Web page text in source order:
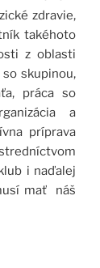
zdravie,
takéhoto
z oblasti
skupinou,
práca so
a
príprava
i naďalej
mať náš